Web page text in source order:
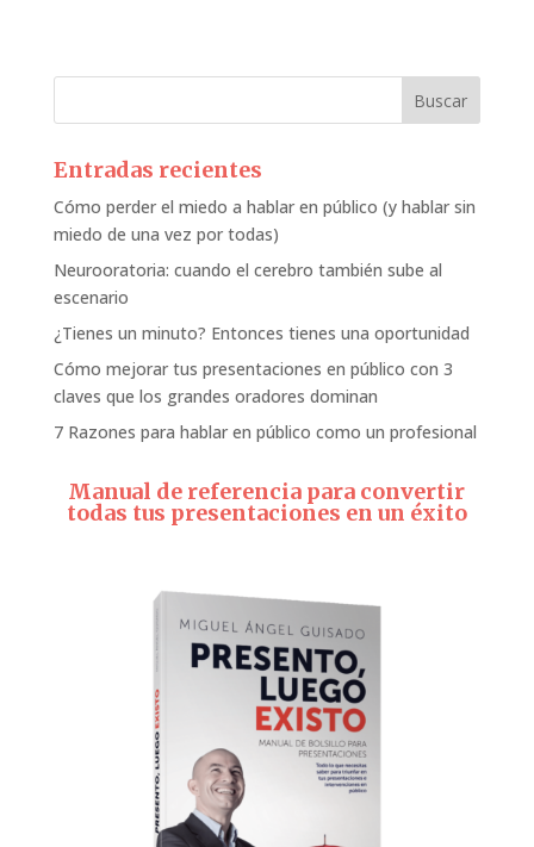
Entradas recientes
Cómo perder el miedo a hablar en público (y hablar sin
miedo de una vez por todas)
Neurooratoria: cuando el cerebro también sube al
escenario
¿Tienes un minuto? Entonces tienes una oportunidad
Cómo mejorar tus presentaciones en público con 3
claves que los grandes oradores dominan
7 Razones para hablar en público como un profesional
Manual de referencia para convertir
todas tus presentaciones en un éxito